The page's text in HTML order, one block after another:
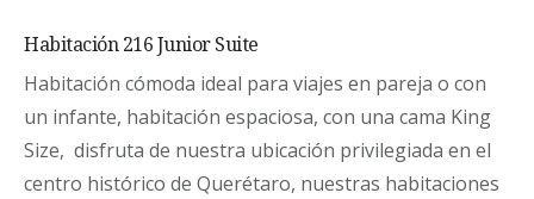
Habitación 216 Junior Suite
Habitación cómoda ideal para viajes en pareja o con
un infante, habitación espaciosa, con una cama King
Size, disfruta de nuestra ubicación privilegiada en el
centro histórico de Querétaro, nuestras habitaciones